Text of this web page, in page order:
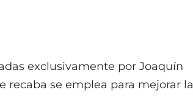
exclusivamente por Joaquín
recaba se emplea para mejorar la